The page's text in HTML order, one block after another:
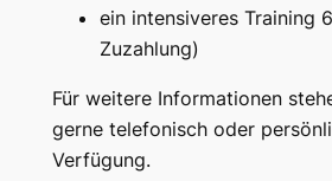
ein intensiveres Training
Zuzahlung)
Für weitere Informationen
gerne telefonisch oder
Verfügung.